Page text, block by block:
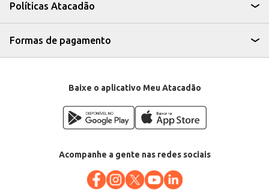
Políticas Atacadão
Formas de pagamento
Baixe o aplicativo Meu Atacadão
Acompanhe a gente nas redes sociais